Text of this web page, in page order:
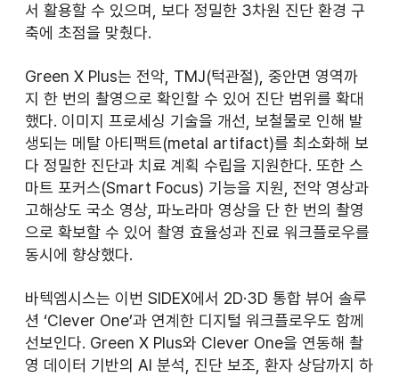
서 활용할 수 있으며, 보다 정밀한 3차원 진단 환경 구
축에 초점을 맞췄다.
Green X Plus는 전악, TMJ(턱관절), 중안면 영역까
지 한 번의 촬영으로 확인할 수 있어 진단 범위를 확대
했다. 이미지 프로세싱 기술을 개선, 보철물로 인해 발
생되는 메탈 아티팩트(metal artifact)를 최소화해 보
다 정밀한 진단과 치료 계획 수립을 지원한다. 또한 스
마트 포커스(Smart Focus) 기능을 지원, 전악 영상과
고해상도 국소 영상, 파노라마 영상을 단 한 번의 촬영
으로 확보할 수 있어 촬영 효율성과 진료 워크플로우를
동시에 향상했다.
바텍엠시스는 이번 SIDEX에서 2D·3D 통합 뷰어 솔루
션 ‘Clever One’과 연계한 디지털 워크플로우도 함께
선보인다. Green X Plus와 Clever One을 연동해 촬
영 데이터 기반의 AI 분석, 진단 보조, 환자 상담까지 하